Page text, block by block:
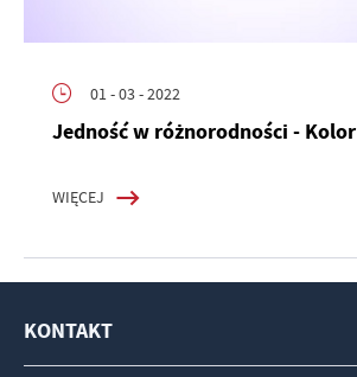
01 - 03 - 2022
Jedność w różnorodności - Kolor
WIĘCEJ
KONTAKT